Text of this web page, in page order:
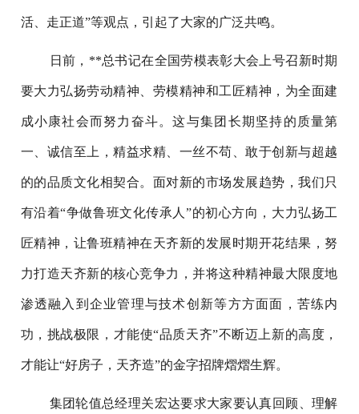
活、走正道”等观点，引起了大家的广泛共鸣。
日前，**总书记在全国劳模表彰大会上号召新时期
要大力弘扬劳动精神、劳模精神和工匠精神，为全面建
成小康社会而努力奋斗。这与集团长期坚持的质量第
一、诚信至上，精益求精、一丝不苟、敢于创新与超越
的的品质文化相契合。面对新的市场发展趋势，我们只
有沿着“争做鲁班文化传承人”的初心方向，大力弘扬工
匠精神，让鲁班精神在天齐新的发展时期开花结果，努
力打造天齐新的核心竞争力，并将这种精神最大限度地
渗透融入到企业管理与技术创新等方方面面，苦练内
功，挑战极限，才能使“品质天齐”不断迈上新的高度，
才能让“好房子，天齐造”的金字招牌熠熠生辉。
集团轮值总经理关宏达要求大家要认真回顾、理解